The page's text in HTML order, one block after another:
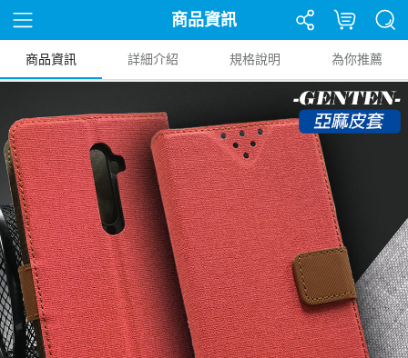
商品資訊
商品資訊 詳細介紹 規格說明 為你推薦